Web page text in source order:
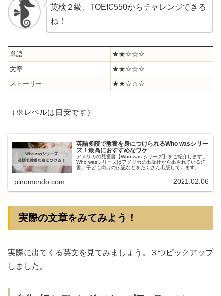
英検２級、TOEIC550からチャレンジできる
ね！
単語
★★☆☆☆
文章
★★☆☆☆
ストーリー
★★☆☆☆
（※レベルは目安です）
英語多読で教養を身につけられるWho wasシリー
ズ！最高におすすめなワケ
アメリカの児童書【Who was シリーズ】をご紹介します。
Who wasシリーズはアメリカの出版社から出されている洋
書。子ども向けの伝記などをたくさん出版しています。子
pinomondo.com 2021.02.06
実際の文章をみてみよう！
実際に出てくる英文を見てみましょう。３つピックアップ
しました。